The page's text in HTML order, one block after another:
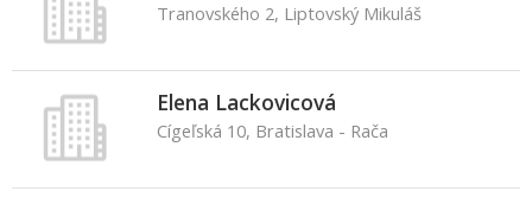
Tranovského 2, Liptovský Mikuláš
Elena Lackovicová
Cígeľská 10, Bratislava - Rača